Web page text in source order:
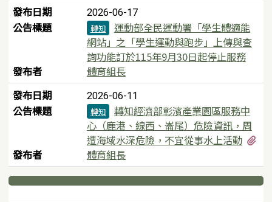
發布日期
2026-06-17
公告標題 轉知
運動部全民運動署「學生體適能
網站」之「學生運動與跑步」上傳與查
詢功能訂於115年9月30日起停止服務
發布者
體育組長
發布日期
2026-06-11
公告標題 轉知
轉知經濟部彰濱產業園區服務中
心（鹿港、線西、崙尾）危險資訊，周
遭海域水深危險，不宜從事水上活動
發布者
體育組長
下中區域內容